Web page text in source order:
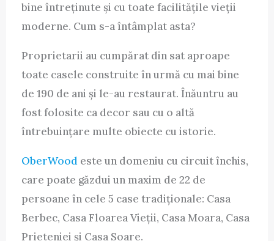
bine întreținute și cu toate facilitățile vieții
moderne. Cum s-a întâmplat asta?
Proprietarii au cumpărat din sat aproape
toate casele construite în urmă cu mai bine
de 190 de ani și le-au restaurat. Înăuntru au
fost folosite ca decor sau cu o altă
întrebuințare multe obiecte cu istorie.
OberWood este un domeniu cu circuit închis,
care poate găzdui un maxim de 22 de
persoane în cele 5 case tradiționale: Casa
Berbec, Casa Floarea Vieții, Casa Moara, Casa
Prieteniei și Casa Soare.